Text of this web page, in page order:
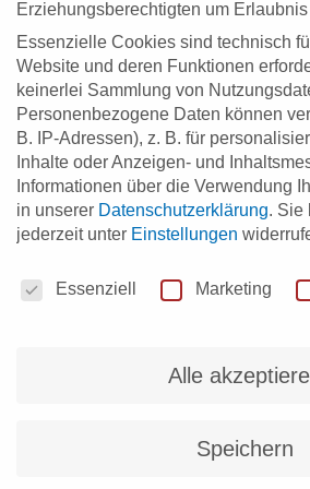
Das Herman Hollerith Zentrum
Michaela Dinkelacker15. September 2020
Die Digitalisierung und der mit ihr
Wandel ist eines der aktuell
Region Stuttgart.
Weiterlesen »
Erziehungsberechtigten um
Essenzielle Cookies sind technisch
Website und deren Funktionen
keinerlei Sammlung von
Personenbezogene Daten können
B. IP-Adressen), z. B. für
Inhalte oder Anzeigen- und
Informationen über die Verwendung
in unserer Datenschutzerklärung. Sie
jederzeit unter Einstellungen
Essenziell
Marketing
Alle
Speichern